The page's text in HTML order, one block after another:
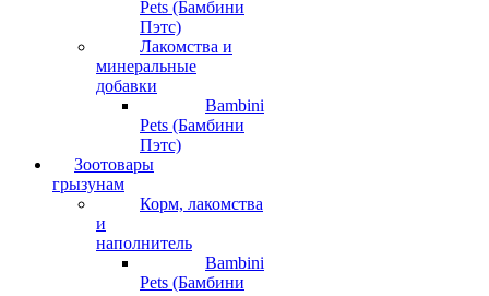
Pets (Бамбини
Пэтс)
Лакомства и
минеральные
добавки
Bambini
Pets (Бамбини
Пэтс)
Зоотовары
грызунам
Корм, лакомства
и
наполнитель
Bambini
Pets (Бамбини